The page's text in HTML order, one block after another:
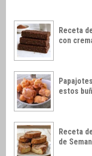
Receta
con
estos
Receta
de